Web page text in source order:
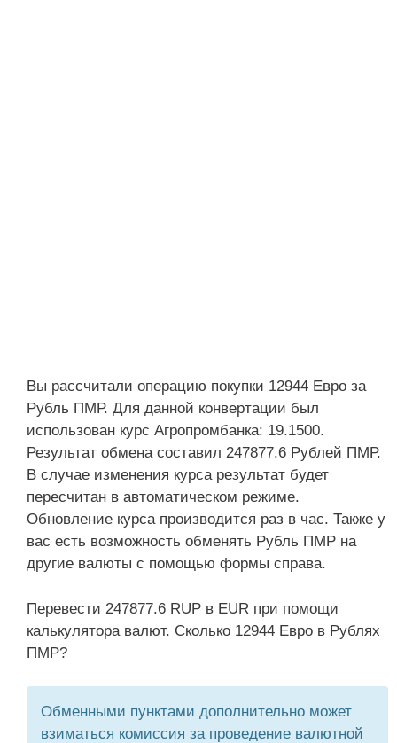
Вы рассчитали операцию покупки 12944 Евро за
Рубль ПМР. Для данной конвертации был
использован курс Агропромбанка: 19.1500.
Результат обмена составил 247877.6 Рублей ПМР.
В случае изменения курса результат будет
пересчитан в автоматическом режиме.
Обновление курса производится раз в час. Также у
вас есть возможность обменять Рубль ПМР на
другие валюты с помощью формы справа.
Перевести 247877.6 RUP в EUR при помощи
калькулятора валют. Сколько 12944 Евро в Рублях
ПМР?
Обменными пунктами дополнительно может
взиматься комиссия за проведение валютной